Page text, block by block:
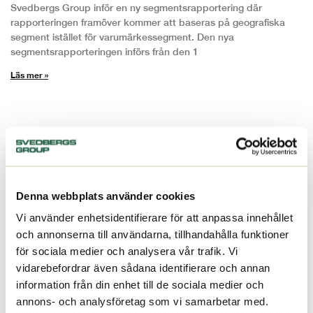
Denna webbplats använder cookies
Vi använder enhetsidentifierare för att anpassa innehållet
och annonserna till användarna, tillhandahålla funktioner
för sociala medier och analysera vår trafik. Vi
vidarebefordrar även sådana identifierare och annan
information från din enhet till de sociala medier och
annons- och analysföretag som vi samarbetar med.
Svedbergs Group inför en ny segmentsrapportering där
rapporteringen framöver kommer att baseras på geografiska
segment istället för varumärkessegment. Den nya
segmentsrapporteringen införs från den 1
Läs mer »
Svedbergs Group slutför förvärvet av
majoritetsandel i tjeckiska badrumskoncernen
UBC s.r.o.